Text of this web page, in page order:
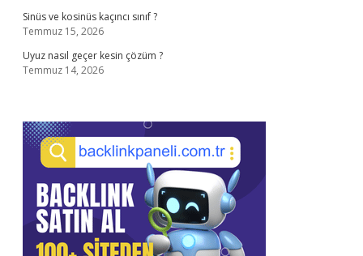
Sinüs ve kosinüs kaçıncı sınıf ?
Temmuz 15, 2026
Uyuz nasıl geçer kesin çözüm ?
Temmuz 14, 2026